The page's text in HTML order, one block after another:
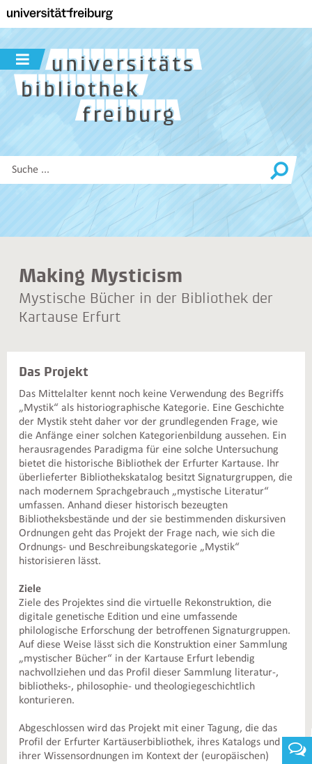
Hauptnavigation
Seite
Zum
Hauptinhalt
dieser
Navigation
ein-
/
ausblenden
Website
Making Mysticism
Mystische Bücher in der Bibliothek der
Kartause Erfurt
Das Projekt
Das Mittelalter kennt noch keine Verwendung des Begriffs
„Mystik“ als historiographische Kategorie. Eine Geschichte
der Mystik steht daher vor der grundlegenden Frage, wie
die Anfänge einer solchen Kategorienbildung aussehen. Ein
herausragendes Paradigma für eine solche Untersuchung
bietet die historische Bibliothek der Erfurter Kartause. Ihr
überlieferter Bibliothekskatalog besitzt Signaturgruppen, die
nach modernem Sprachgebrauch „mystische Literatur“
umfassen. Anhand dieser historisch bezeugten
Bibliotheksbestände und der sie bestimmenden diskursiven
Ordnungen geht das Projekt der Frage nach, wie sich die
Ordnungs- und Beschreibungskategorie „Mystik“
historisieren lässt.
Ziele
Ziele des Projektes sind die virtuelle Rekonstruktion, die
digitale genetische Edition und eine umfassende
philologische Erforschung der betroffenen Signaturgruppen.
Auf diese Weise lässt sich die Konstruktion einer Sammlung
„mystischer Bücher“ in der Kartause Erfurt lebendig
nachvollziehen und das Profil dieser Sammlung literatur-,
bibliotheks-, philosophie- und theologiegeschichtlich
konturieren.
Abgeschlossen wird das Projekt mit einer Tagung, die das
Profil der Erfurter Kartäuserbibliothek, ihres Katalogs und
ihrer Wissensordnungen im Kontext der (europäischen)